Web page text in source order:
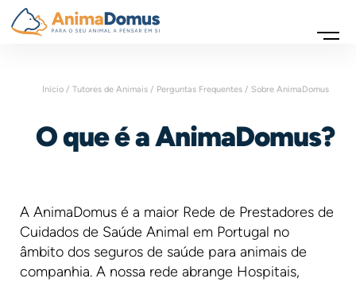
Início / Tutores de Animais / Perguntas Frequentes / Sobre AnimaDomus
O que é a AnimaDomus?
A AnimaDomus é a maior Rede de Prestadores de
Cuidados de Saúde Animal em Portugal no
âmbito dos seguros de saúde para animais de
companhia. A nossa rede abrange Hospitais,